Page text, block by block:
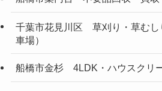
千葉市花見川区 草刈り・草むし
車場）
船橋市金杉 4LDK・ハウスクリ